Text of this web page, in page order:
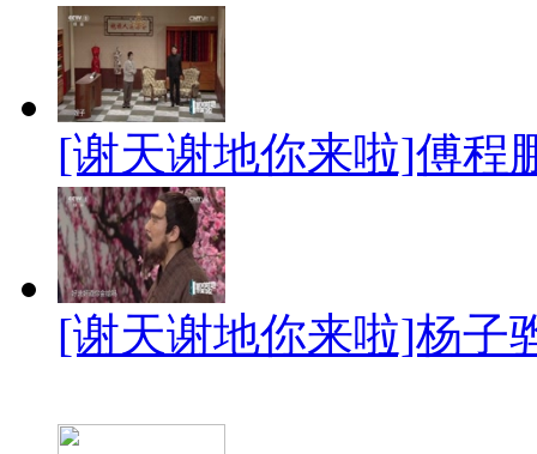
[谢天谢地你来啦]傅程
[谢天谢地你来啦]杨子